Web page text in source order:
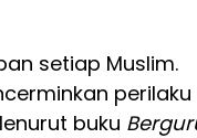
setiap Muslim.
perilaku
buku